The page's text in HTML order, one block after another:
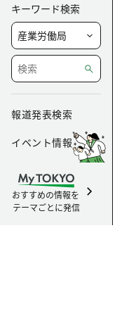
キーワード検索
報道発表検索
イベント情報
おすすめの情報を
テーマごとに発信